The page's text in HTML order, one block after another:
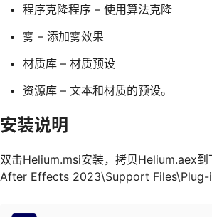
程序克隆程序 – 使用算法克隆
雾 – 添加雾效果
材质库 – 材质预设
资源库 – 文本和材质的预设。
安装说明
双击Helium.msi安装，拷贝Helium.aex
After Effects 2023\Support Files\Plug-